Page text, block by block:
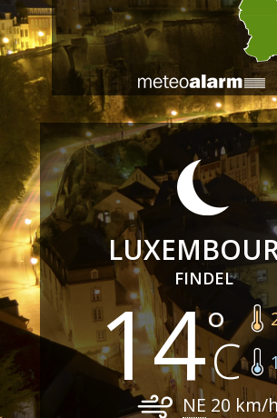
FINDEL
14
NE 20 km/h